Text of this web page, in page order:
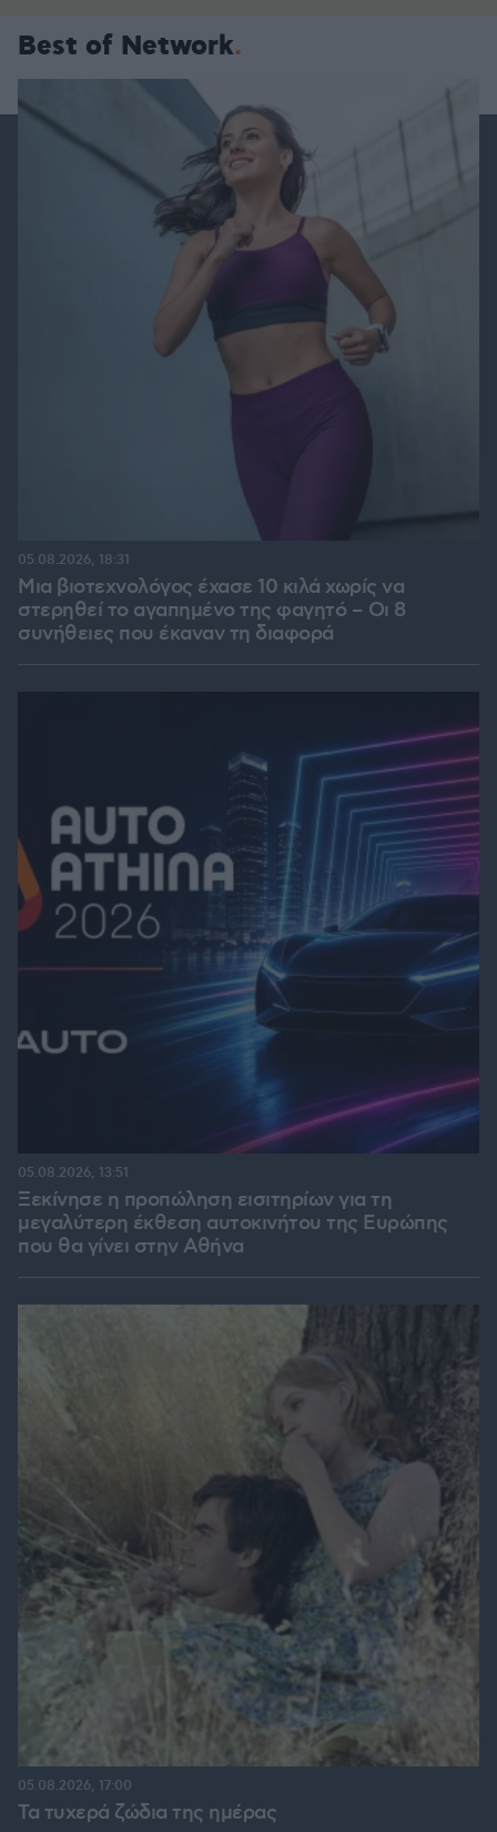
Best of Network
Μια βιοτεχνολόγος έχασε 10 κιλά χωρίς να
στερηθεί το αγαπημένο της φαγητό – Οι 8
συνήθειες που έκαναν τη διαφορά
05.08.2026, 18:31
Ξεκίνησε η προπώληση εισιτηρίων για τη
μεγαλύτερη έκθεση αυτοκινήτου της Ευρώπης
που θα γίνει στην Αθήνα
05.08.2026, 13:51
Τα τυχερά ζώδια της ημέρας
05.08.2026, 17:00